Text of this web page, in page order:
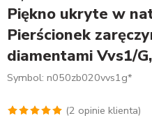
Piękno ukryte w
Pierścionek
diamentami Vvs1/
Symbol: n050zb020vvs1g*
(2 opinie klienta)